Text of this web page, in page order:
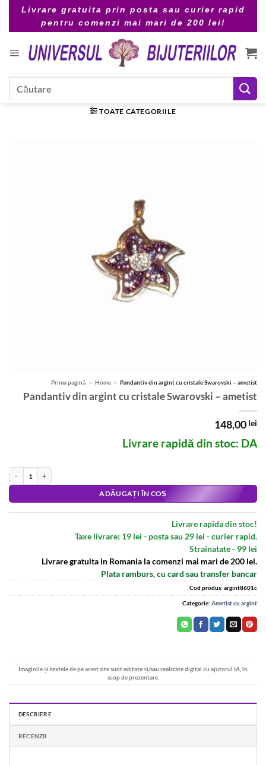
Livrare gratuita prin posta sau curier rapid
pentru comenzi mai mari de 200 lei!
TOATE CATEGORIILE
Prima pagină » Home » Pandantiv din argint cu cristale Swarovski – ametist
Pandantiv din argint cu cristale Swarovski – ametist
148,00 lei
Livrare rapidă din stoc: DA
Cantitate Pandantiv din argint cu cristale Swarovski - ametist
ADĂUGAȚI ÎN COȘ
Livrare rapida din stoc!
Taxe livrare: 19 lei - posta sau 29 lei - curier rapid.
Strainatate - 99 lei
Livrare gratuita in Romania la comenzi mai mari de 200 lei.
Plata ramburs, cu card sau transfer bancar
Cod produs: argint8601c
Categorie: Ametist cu argint
Imaginile și textele de pe acest site sunt editate și/sau realizate digital cu ajutorul IA, în
scop de prezentare.
DESCRIERE
RECENZII